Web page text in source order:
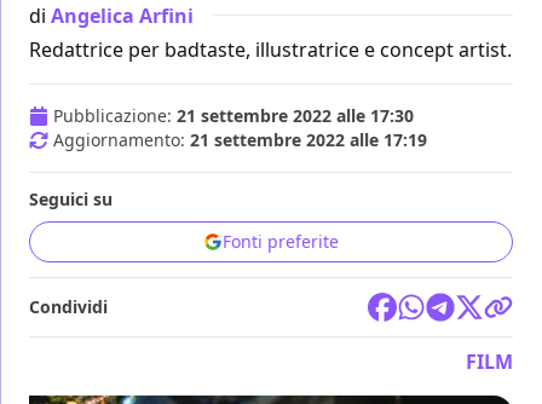
di Angelica Arfini
Redattrice per badtaste, illustratrice e concept artist.
Pubblicazione: 21 settembre 2022 alle 17:30
Aggiornamento: 21 settembre 2022 alle 17:19
Seguici su
Fonti preferite
Condividi
FILM